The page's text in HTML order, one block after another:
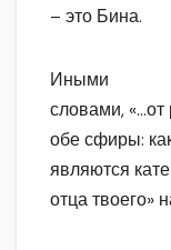
– это Бина.
Иными
словами, «…от
обе сфиры:
являются
отца твоего»